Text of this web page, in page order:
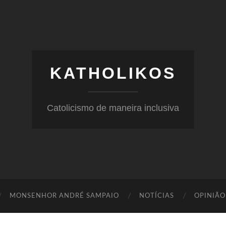
KATHOLIKOS
Catolicismo de maneira inclusiva
MONSENHOR ANDRÉ SAMPAIO NOTÍCIAS OPINIÃO